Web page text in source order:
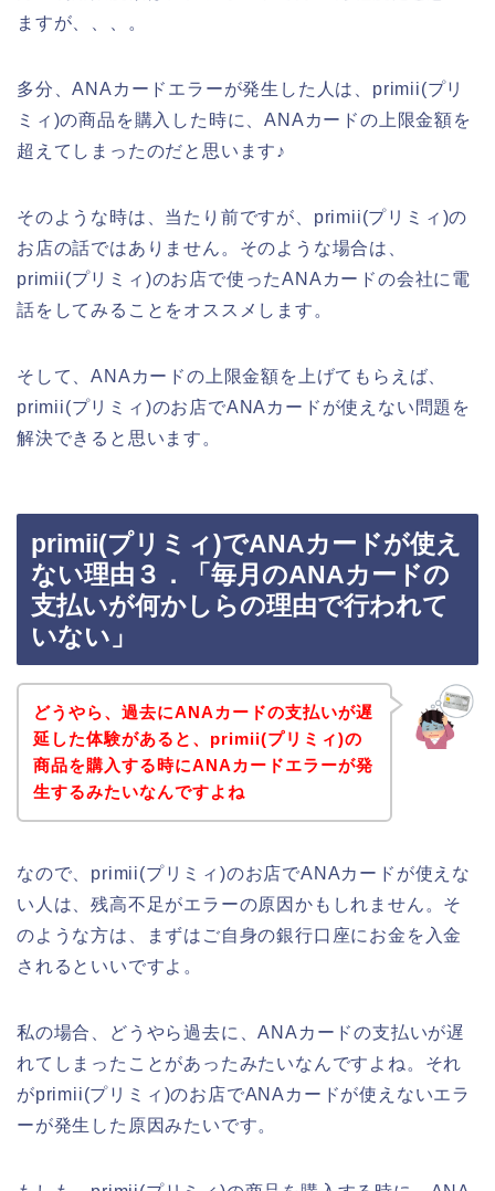
ますが、、、。
多分、ANAカードエラーが発生した人は、primii(プリ
ミィ)の商品を購入した時に、ANAカードの上限金額を
超えてしまったのだと思います♪
そのような時は、当たり前ですが、primii(プリミィ)の
お店の話ではありません。そのような場合は、
primii(プリミィ)のお店で使ったANAカードの会社に電
話をしてみることをオススメします。
そして、ANAカードの上限金額を上げてもらえば、
primii(プリミィ)のお店でANAカードが使えない問題を
解決できると思います。
primii(プリミィ)でANAカードが使え
ない理由３．「毎月のANAカードの
支払いが何かしらの理由で行われて
いない」
どうやら、過去にANAカードの支払いが遅
延した体験があると、primii(プリミィ)の
商品を購入する時にANAカードエラーが発
生するみたいなんですよね
なので、primii(プリミィ)のお店でANAカードが使えな
い人は、残高不足がエラーの原因かもしれません。そ
のような方は、まずはご自身の銀行口座にお金を入金
されるといいですよ。
私の場合、どうやら過去に、ANAカードの支払いが遅
れてしまったことがあったみたいなんですよね。それ
がprimii(プリミィ)のお店でANAカードが使えないエラ
ーが発生した原因みたいです。